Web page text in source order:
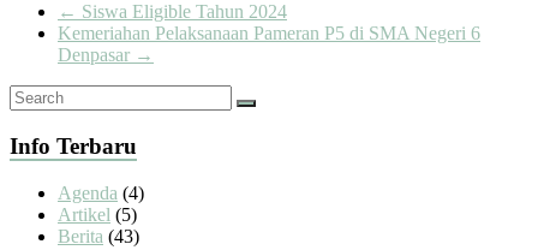
← Siswa Eligible Tahun 2024
Kemeriahan Pelaksanaan Pameran P5 di SMA Negeri 6
Denpasar →
Info Terbaru
Agenda (4)
Artikel (5)
Berita (43)